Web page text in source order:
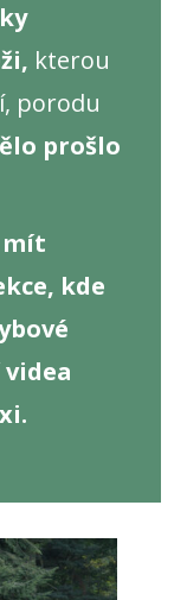
kterou
porodu
prošlo
mít
kde